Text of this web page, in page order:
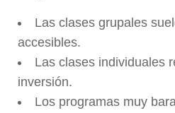
Las clases grupales
accesibles.
Las clases individuales
inversión.
Los programas muy